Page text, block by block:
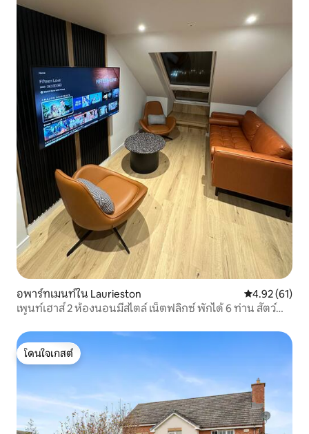
อพาร์ทเมนท์ใน Laurieston คะแนนเฉลี่ย
4.92 (61)
เพนท์เฮาส์ 2 ห้องนอนมีสไตล์ เน็ตฟลิกซ์ พักได้ 6 ท่าน สัตว์
โดนใจเกสต์
โดนใจเกสต์